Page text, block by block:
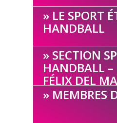
LE SPORT
HANDBALL
SECTION
HANDBALL –
FÉLIX DEL
MEMBRES